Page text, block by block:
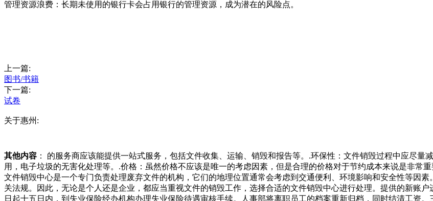
管理资源浪费：长期未使用的银行卡会占用银行的管理资源，成为潜在的风险点。
上一篇:
图书/书籍
下一篇:
试卷
关于惠州:
其他内容 ： 的服务商应该能提供一站式服务，包括文件收集、运输、销毁和报告等。.环保性：文件销毁过程中应尽量
用，电子垃圾的无害化处理等。.价格：虽然价格不应该是唯一的考虑因素，但是合理的价格对于节约成本来说是非常
文件销毁中心是一个专门负责处理废弃文件的机构，它们的地理位置通常会考虑到交通便利、环境影响和安全性等因
关法规。因此，无论是个人还是企业，都应当重视文件的销毁工作，选择合适的文件销毁中心进行处理。提供的新账
日起十五日内，到失业保险经办机构办理失业保险待遇审核手续。人事部将离职员工的档案重新归档，同时结清工资